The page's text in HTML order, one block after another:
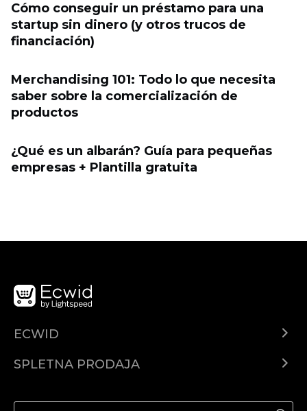
Cómo conseguir un préstamo para una
startup sin dinero (y otros trucos de
financiación)
Merchandising 101: Todo lo que necesita
saber sobre la comercialización de
productos
¿Qué es un albarán? Guía para pequeñas
empresas + Plantilla gratuita
ECWID
SPLETNA PRODAJA
Prodaja na Instagramu